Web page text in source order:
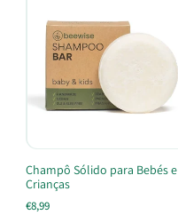
Champô Sólido para Bebés e
Crianças
€8,99